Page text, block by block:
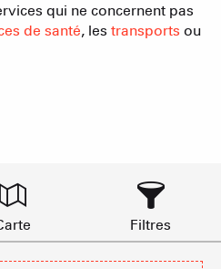
qui ne concernent pas
de santé, les transports ou
Filtres